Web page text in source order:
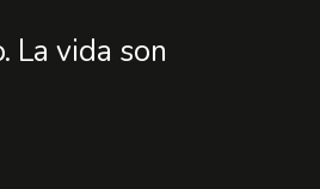
La vida son